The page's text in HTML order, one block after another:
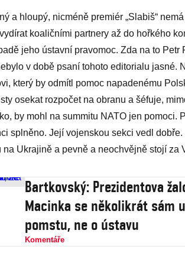
a hloupý, nicméně premiér „Slabiš“
koaličními partnery až do hořkého
jeho ústavní pravomoc. Zda na to Petr
v době psaní tohoto editorialu jasné.
který by odmítl pomoc napadenému
osekat rozpočet na obranu a šéfuje,
by mohl na summitu NATO jen pomoci.
splněno. Její vojenskou sekci vedl
Ukrajině a pevně a neochvějně stojí za
Bartkovský: Prezidentova
Macinka se několikrát sám
pomstu, ne o ústavu
Komentáře